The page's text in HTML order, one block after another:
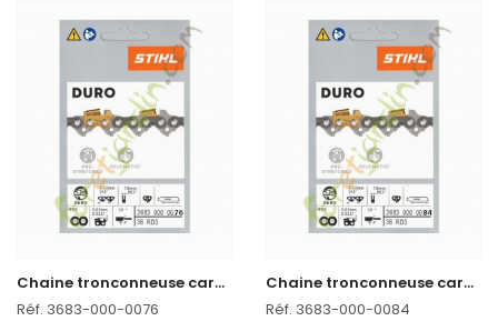
C
haine tronconneuse carbure 55 CM Stihl 3683-000-0076
Réf. 3683-000-0076
C
haine tronconneuse carbure 60 CM Stihl 3683-000-0084
Réf. 3683-000-0084